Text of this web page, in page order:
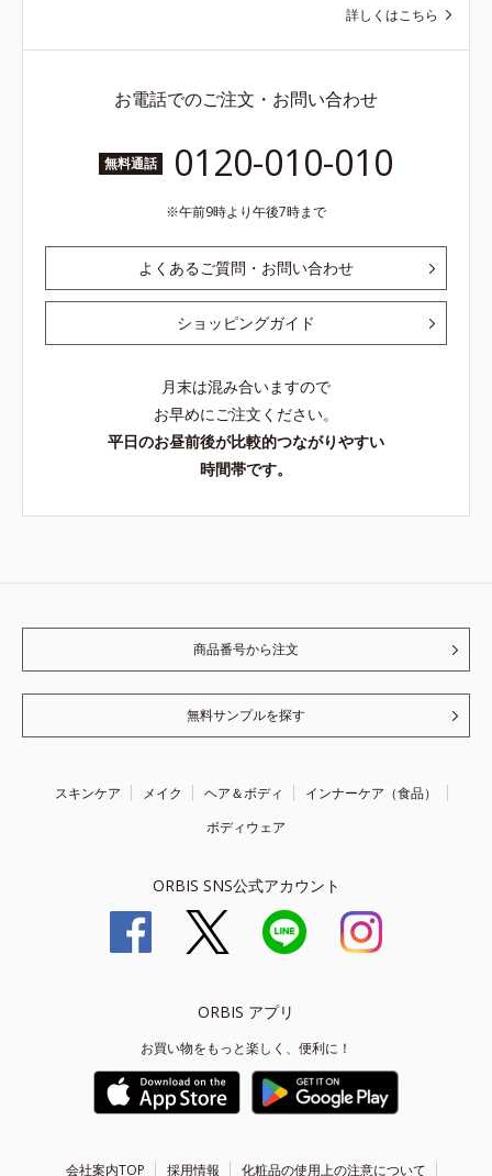
詳しくはこちら
お電話でのご注文・お問い合わせ
無料通話 0120-010-010
午前9時より午後7時まで
よくあるご質問・お問い合わせ
ショッピングガイド
月末は混み合いますので
お早めにご注文ください。
平日のお昼前後が比較的つながりやすい
時間帯です。
商品番号から注文
無料サンプルを探す
スキンケア メイク ヘア＆ボディ
インナーケア（食品）
ボディウェア
ORBIS SNS公式アカウント
ORBIS アプリ
お買い物をもっと楽しく、便利に！
会社案内TOP 採用情報 化粧品の使用上の注意について